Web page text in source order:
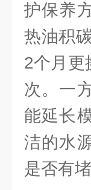
护保养
热油积
2个月更
次。一
能延长
洁的水
是否有